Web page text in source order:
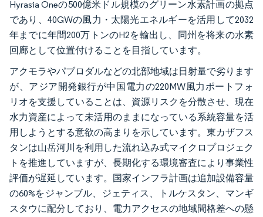
Hyrasia Oneの500億米ドル規模のグリーン水素計画の拠点
であり、40GWの風力・太陽光エネルギーを活用して2032
年までに年間200万トンのH2を輸出し、同州を将来の水素
回廊として位置付けることを目指しています。
アクモラやパブロダルなどの北部地域は日射量で劣ります
が、アジア開発銀行が中国電力の220MW風力ポートフォ
リオを支援していることは、資源リスクを分散させ、現在
水力資産によって未活用のままになっている系統容量を活
用しようとする意欲の高まりを示しています。東カザフス
タンは山岳河川を利用した流れ込み式マイクロプロジェク
トを推進していますが、長期化する環境審査により事業性
評価が遅延しています。国家インフラ計画は追加設備容量
の60%をジャンブル、ジェティス、トルケスタン、マンギ
スタウに配分しており、電力アクセスの地域間格差への懸